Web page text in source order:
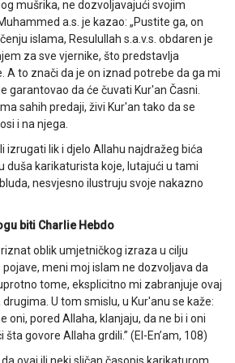
mušrika, ne dozvoljavajući svojim
a.s. je kazao: „Pustite ga, on
islama, Resulullah s.a.v.s. obdaren je
za sve vjernike, što predstavlja
A to znači da je on iznad potrebe da ga mi
garantovao da će čuvati Kur'an Časni.
sahih predaji, živi Kur'an tako da se
i na njega.
izrugati lik i djelo Allahu najdražeg bića
duša karikaturista koje, lutajući u tami
nesvjesno ilustruju svoje nakazno
biti Charlie Hebdo
oblik umjetničkog izraza u cilju
meni moj islam ne dozvoljava da
tome, eksplicitno mi zabranjuje ovaj
U tom smislu, u Kur'anu se kaže:
oni, pored Allaha, klanjaju, da ne bi i oni
govore Allaha grdili.” (El-En’am, 108)